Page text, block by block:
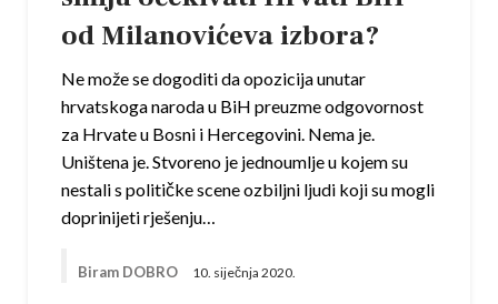
od Milanovićeva izbora?
Ne može se dogoditi da opozicija unutar
hrvatskoga naroda u BiH preuzme odgovornost
za Hrvate u Bosni i Hercegovini. Nema je.
Uništena je. Stvoreno je jednoumlje u kojem su
nestali s političke scene ozbiljni ljudi koji su mogli
doprinijeti rješenju…
Biram DOBRO 10. siječnja 2020.